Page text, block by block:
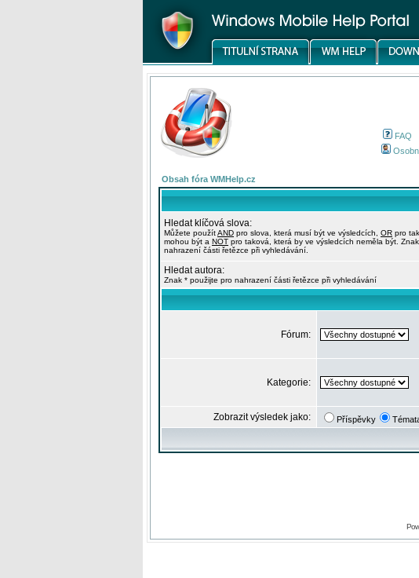
FAQ
Obsah fóra WMHelp.cz
Hledat klíčová slova:
Můžete použítAND pro slova, která musí být ve výsledcích, OR pro
mohou být a NOT pro taková, která by ve výsledcích neměla být.
nahrazení části řetězce při vyhledávání.
Hledat autora:
Znak * použijte pro nahrazení části řetězce při vyhledávání
Fórum:
Kategorie:
Zobrazit výsledek jako: Příspěvky